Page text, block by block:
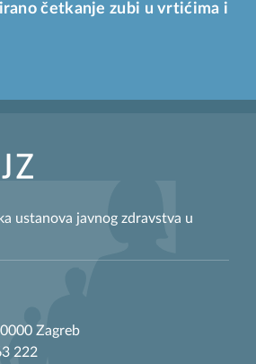
četkanje zubi u vrtićima i
ustanova javnog zdravstva u
Zagreb
222